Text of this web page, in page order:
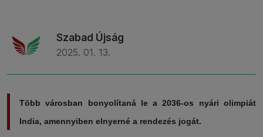
Szabad Újság
2025. 01. 13.
Több városban bonyolítaná le a 2036-os nyári olimpiát
India, amennyiben elnyerné a rendezés jogát.